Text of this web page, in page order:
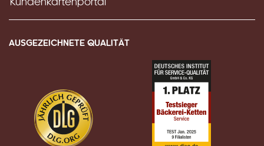
Kundenkartenportal
AUSGEZEICHNETE QUALITÄT